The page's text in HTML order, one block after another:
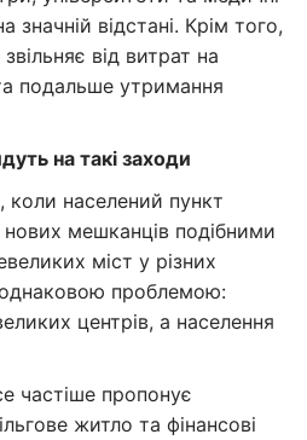
значній відстані. Крім того,
від витрат на
подальше утримання
на такі заходи
населений пункт
мешканців подібними
міст у різних
проблемою:
центрів, а населення
частіше пропонує
житло та фінансові